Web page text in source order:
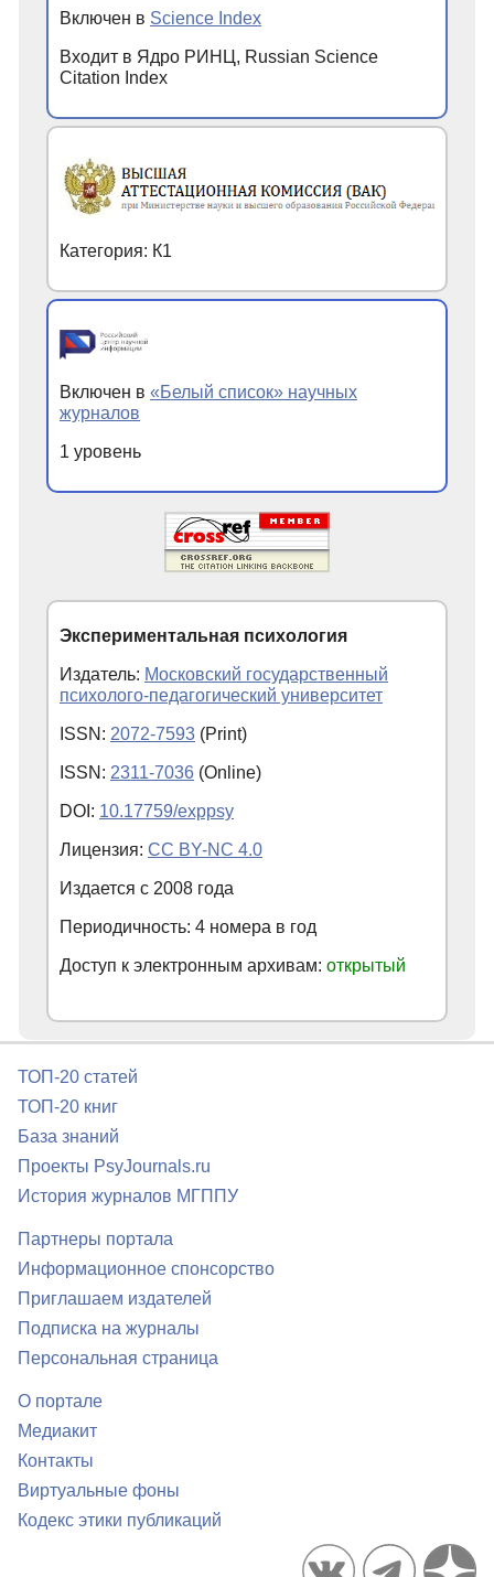
Включен в Science Index
Входит в Ядро РИНЦ, Russian Science
Citation Index
Категория: К1
Включен в «Белый список» научных
журналов
1 уровень
Экспериментальная психология
Издатель: Московский государственный
психолого-педагогический университет
ISSN: 2072-7593 (Print)
ISSN: 2311-7036 (Online)
DOI: 10.17759/exppsy
Лицензия: CC BY-NC 4.0
Издается с 2008 года
Периодичность: 4 номера в год
Доступ к электронным архивам: открытый
ТОП-20 статей
ТОП-20 книг
База знаний
Проекты PsyJournals.ru
История журналов МГППУ
Партнеры портала
Информационное спонсорство
Приглашаем издателей
Подписка на журналы
Персональная страница
О портале
Медиакит
Контакты
Виртуальные фоны
Кодекс этики публикаций